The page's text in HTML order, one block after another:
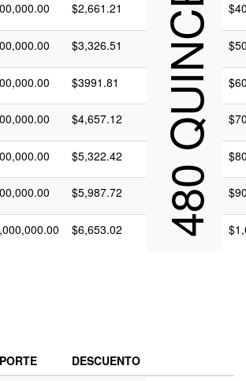
$2,661.21
$3,326.51
$3991.81
$4,657.12
$5,322.42
$5,987.72
$6,653.02
DESCUENTO